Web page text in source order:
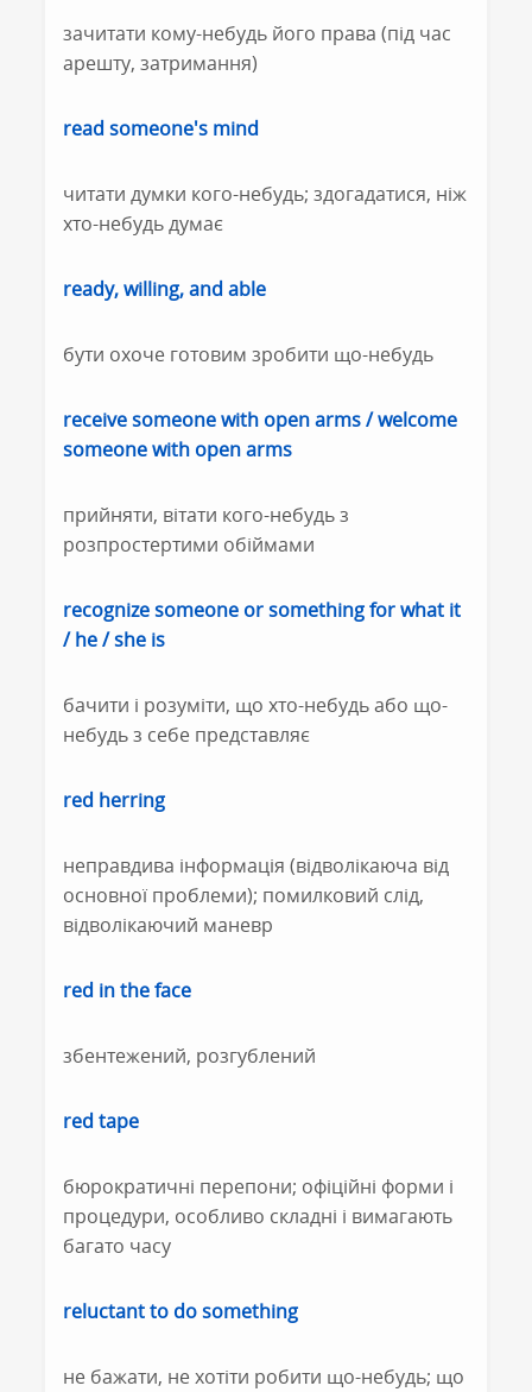
зачитати кому-небудь його права (під час
арешту, затримання)
read someone's mind
читати думки кого-небудь; здогадатися, ніж
хто-небудь думає
ready, willing, and able
бути охоче готовим зробити що-небудь
receive someone with open arms / welcome
someone with open arms
прийняти, вітати кого-небудь з
розпростертими обіймами
recognize someone or something for what it
/ he / she is
бачити і розуміти, що хто-небудь або що-
небудь з себе представляє
red herring
неправдива інформація (відволікаюча від
основної проблеми); помилковий слід,
відволікаючий маневр
red in the face
збентежений, розгублений
red tape
бюрократичні перепони; офіційні форми і
процедури, особливо складні і вимагають
багато часу
reluctant to do something
не бажати, не хотіти робити що-небудь; що